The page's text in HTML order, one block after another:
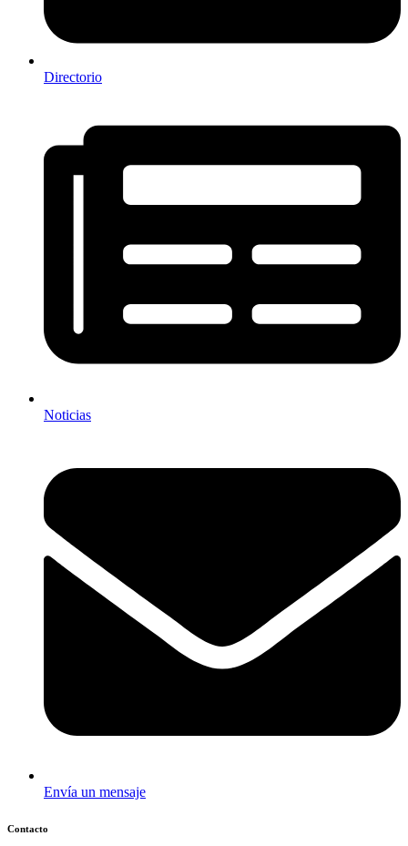
Directorio
Noticias
Envía un mensaje
Contacto